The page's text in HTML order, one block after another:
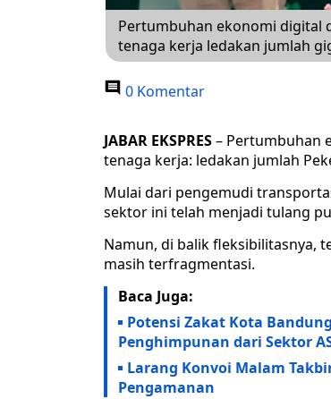
Pertumbuhan ekonomi digital
tenaga kerja ledakan jumlah
0 Komentar
JABAR EKSPRES– Pertumbuhan
tenaga kerja: ledakan jumlah
Mulai dari pengemudi
sektor ini telah menjadi tulang
Namun, di balik fleksibilitasnya,
masih terfragmentasi.
Baca Juga:
Potensi Zakat Kota
Penghimpunan dari Sektor
Larang Konvoi Malam
Pengamanan